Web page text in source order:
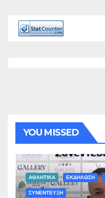
YOU MISSED
ΑΘΛΗΤΙΚΑ ΕΚΔΗΛΩΣΗ
ΣΥΝΕΝΤΕΥΞΗ